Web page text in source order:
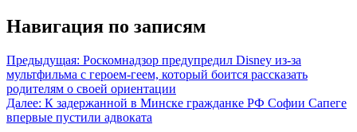
Навигация по записям
Предыдущая: Роскомнадзор предупредил Disney из-за
мультфильма c героем-геем, который боится рассказать
родителям о своей ориентации
Далее: К задержанной в Минске гражданке РФ Софии Сапеге
впервые пустили адвоката